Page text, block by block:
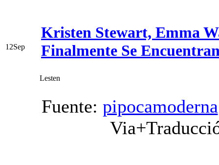
12Sep
Kristen Stewart, Emma
Finalmente Se
Lesten
Fuente: pipocamoderna